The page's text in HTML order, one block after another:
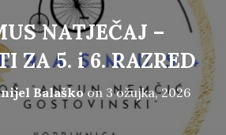
G
L
A
V
I
G
A
NATJEČAJ –
ZA 5. i 6. RAZRED
Balaškoon 3 ožujka, 2026